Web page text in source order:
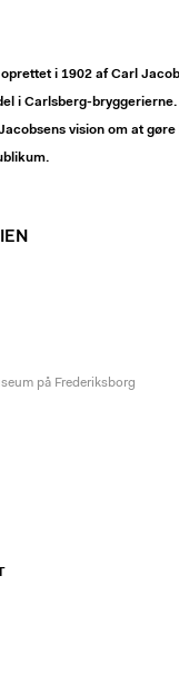
i 1902 af Carl
i Carlsberg-
vision om at
på Frederiksborg